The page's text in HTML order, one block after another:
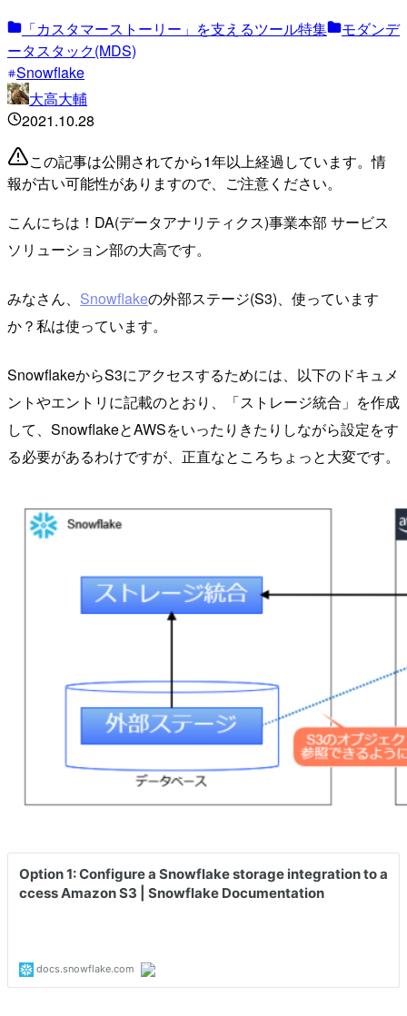
「カスタマーストーリー」を支えるツール特集
モダンデ
ータスタック(MDS)
Snowflake
大高大輔
2021.10.28
この記事は公開されてから1年以上経過しています。情
報が古い可能性がありますので、ご注意ください。
こんにちは！DA(データアナリティクス)事業本部 サービス
ソリューション部の大高です。
みなさん、 Snowflakeの外部ステージ(S3)、使っています
か？私は使っています。
SnowflakeからS3にアクセスするためには、以下のドキュメ
ントやエントリに記載のとおり、「ストレージ統合」を作成
して、SnowflakeとAWSをいったりきたりしながら設定をす
る必要があるわけですが、正直なところちょっと大変です。